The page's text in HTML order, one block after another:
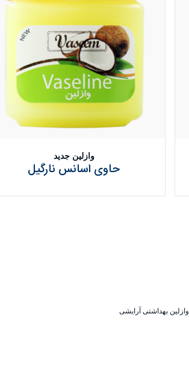
وازلین جدید
حاوی اسانس نارگیل
وازلین بهداشتی آرایشی